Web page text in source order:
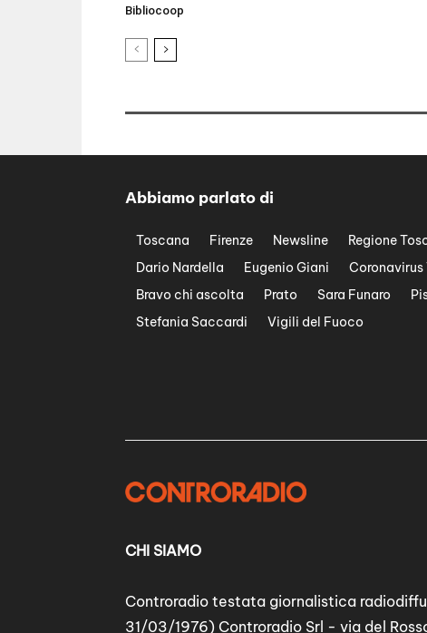
Bibliocoop
Abbiamo parlato di
Toscana Firenze Newsline Regione
Dario Nardella
Eugenio Giani Coronavirus
Bravo chi ascolta
Prato Sara Funaro
Stefania Saccardi
Vigili del Fuoco
CHI SIAMO
Controradio testata giornalistica
31/03/1976) Controradio Srl - via del